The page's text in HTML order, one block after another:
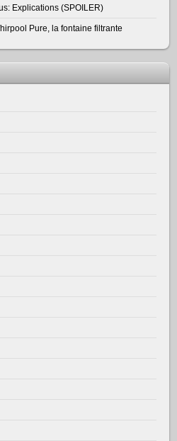
Explications (SPOILER)
Pure, la fontaine filtrante